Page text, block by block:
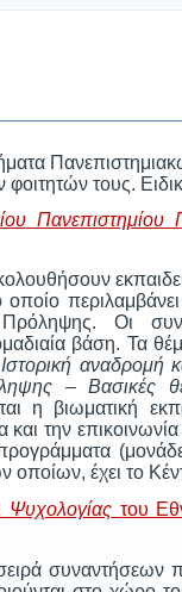
τους.
Πανεπιστημίου
οποίο
Οι
βάση. Τα
Ιστορική αναδρομή
– Βασικές
η βιωματική
την
προγράμματα
οποίων, έχει το
Ψυχολογίαςτου
συναντήσεων